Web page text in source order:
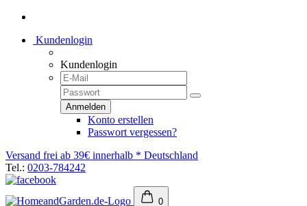
Kundenlogin
Kundenlogin
Konto erstellen
Passwort vergessen?
Versand frei ab 39€ innerhalb * Deutschland
Tel.: 0203-784242
0